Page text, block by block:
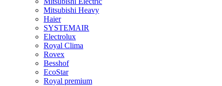
Mitsubishi Heavy
Haier
SYSTEMAIR
Electrolux
Royal Clima
Rovex
Besshof
EcoStar
Royal premium